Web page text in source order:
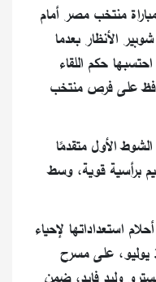
منتخب مصر أمام
الأنظار بعدما
حكم اللقاء
على فرص منتخب
الأول متقدمًا
برأسية قوية، وسط
استعداداتها لإحياء
حفل غنائي بمدينة جدة يوم 30 يوليو، على مسرح